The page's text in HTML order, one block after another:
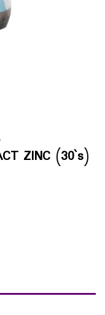
ZINC (30`s)